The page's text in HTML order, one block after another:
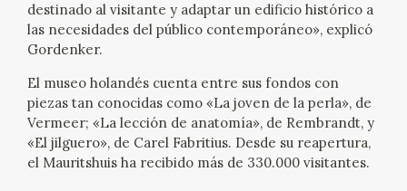
EDUCA
CEDEA
RECURSOS EDUCATIVOS
destinado al visitante y adaptar un edificio histórico a
las necesidades del público contemporáneo», explicó
Gordenker.
El museo holandés cuenta entre sus fondos con
piezas tan conocidas como «La joven de la perla», de
Vermeer; «La lección de anatomía», de Rembrandt, y
«El jilguero», de Carel Fabritius. Desde su reapertura,
el Mauritshuis ha recibido más de 330.000 visitantes.